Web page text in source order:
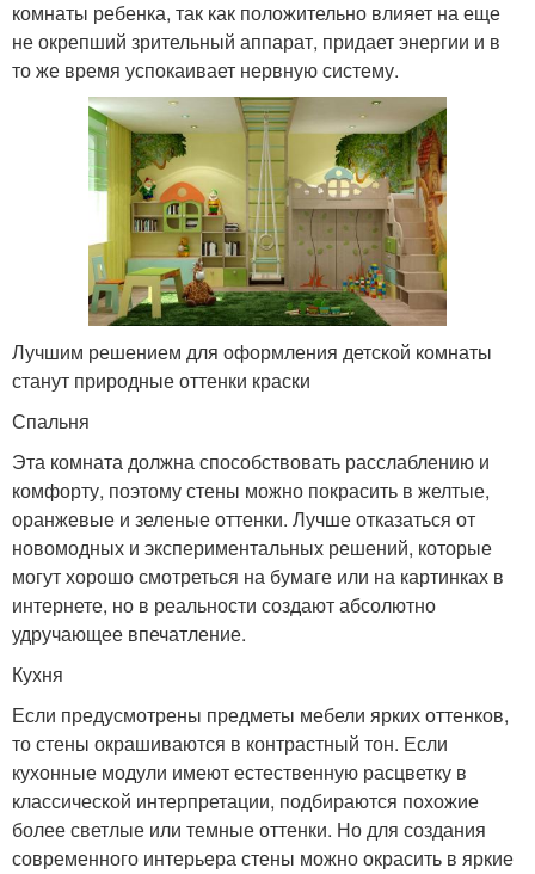
комнаты ребенка, так как положительно влияет на еще
не окрепший зрительный аппарат, придает энергии и в
то же время успокаивает нервную систему.
Лучшим решением для оформления детской комнаты
станут природные оттенки краски
Спальня
Эта комната должна способствовать расслаблению и
комфорту, поэтому стены можно покрасить в желтые,
оранжевые и зеленые оттенки. Лучше отказаться от
новомодных и экспериментальных решений, которые
могут хорошо смотреться на бумаге или на картинках в
интернете, но в реальности создают абсолютно
удручающее впечатление.
Кухня
Если предусмотрены предметы мебели ярких оттенков,
то стены окрашиваются в контрастный тон. Если
кухонные модули имеют естественную расцветку в
классической интерпретации, подбираются похожие
более светлые или темные оттенки. Но для создания
современного интерьера стены можно окрасить в яркие